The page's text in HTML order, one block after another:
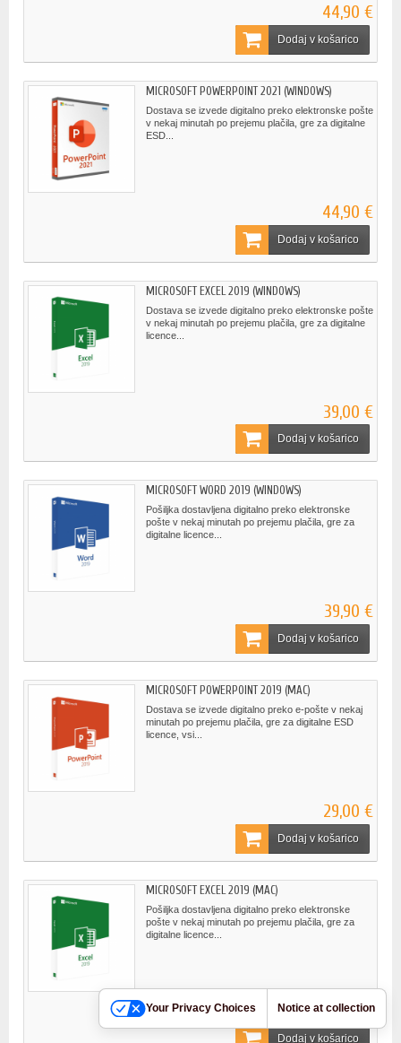
44,90 €
Dodaj v košarico
MICROSOFT POWERPOINT 2021 (WINDOWS)
Dostava se izvede digitalno preko elektronske pošte
v nekaj minutah po prejemu plačila, gre za digitalne
ESD...
44,90 €
Dodaj v košarico
MICROSOFT EXCEL 2019 (WINDOWS)
Dostava se izvede digitalno preko elektronske pošte
v nekaj minutah po prejemu plačila, gre za digitalne
licence...
39,00 €
Dodaj v košarico
MICROSOFT WORD 2019 (WINDOWS)
Pošiljka dostavljena digitalno preko elektronske
pošte v nekaj minutah po prejemu plačila, gre za
digitalne licence...
39,90 €
Dodaj v košarico
MICROSOFT POWERPOINT 2019 (MAC)
Dostava se izvede digitalno preko e-pošte v nekaj
minutah po prejemu plačila, gre za digitalne ESD
licence, vsi...
29,00 €
Dodaj v košarico
MICROSOFT EXCEL 2019 (MAC)
Pošiljka dostavljena digitalno preko elektronske
pošte v nekaj minutah po prejemu plačila, gre za
digitalne licence...
39,00 €
Dodaj v košarico
Your Privacy Choices Notice at collection